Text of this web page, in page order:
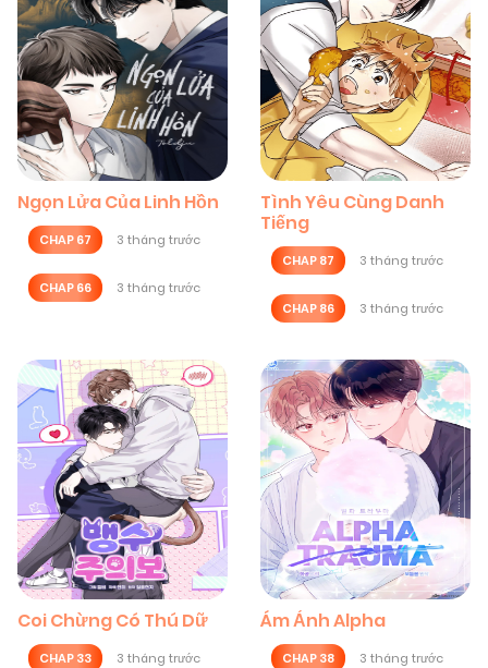
Ngọn Lửa Của Linh Hồn
CHAP 67 3 tháng trước
CHAP 66 3 tháng trước
Tình Yêu Cùng Danh
Tiếng
CHAP 87 3 tháng trước
CHAP 86 3 tháng trước
Coi Chừng Có Thú Dữ
CHAP 33 3 tháng trước
Ám Ảnh Alpha
CHAP 38 3 tháng trước